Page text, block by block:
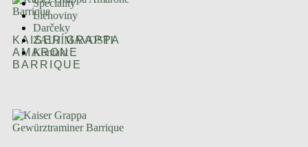
Špeciality
Liehoviny
Darčeky
ZAUJÍMAVOSTI
Kontakt
KAISER GRAPPA
AMARONE
BARRIQUE